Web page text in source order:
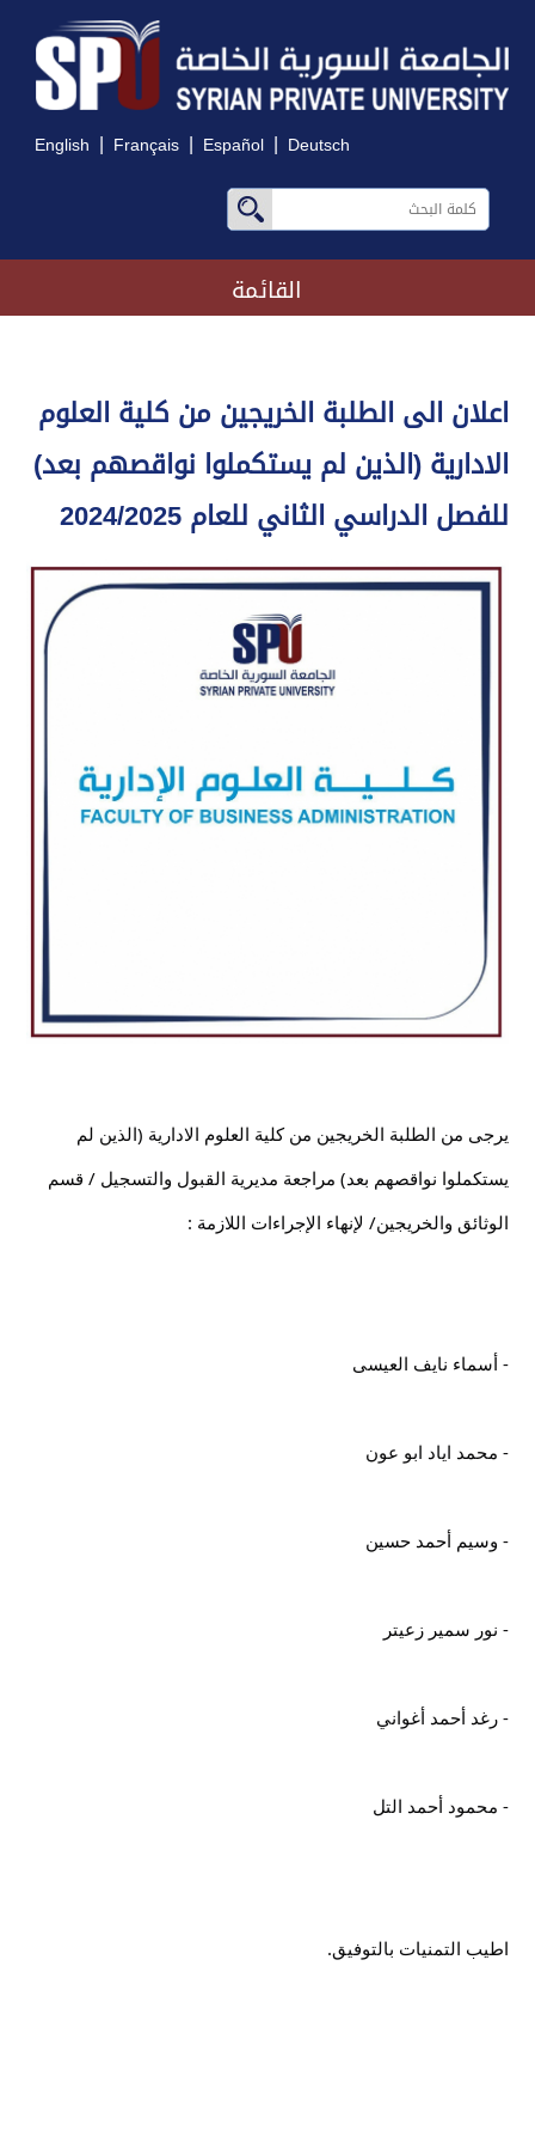
English | Français | Español | Deutsch
القائمة
اعلان الى الطلبة الخريجين من كلية العلوم
الادارية (الذين لم يستكملوا نواقصهم بعد)
للفصل الدراسي الثاني للعام 2024/2025
الوثائق والخريجين/ لإنهاء الإجراءات اللازمة :
- أسماء نايف العيسى
- محمد اياد ابو عون
- وسيم أحمد حسين
- نور سمير زعيتر
- رغد أحمد أغواني
- محمود أحمد التل
اطيب التمنيات بالتوفيق.